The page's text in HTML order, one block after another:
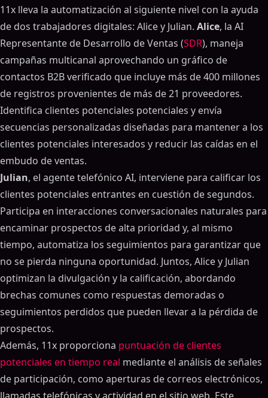
11x lleva la automatización al siguiente nivel con la ayuda
de dos trabajadores digitales: Alice y Julian. Alice, la AI
Representante de Desarrollo de Ventas (SDR), maneja
campañas multicanal aprovechando un gráfico de
contactos B2B verificado que incluye más de 400 millones
de registros provenientes de más de 21 proveedores.
Identifica clientes potenciales potenciales y envía
secuencias personalizadas diseñadas para mantener a los
clientes potenciales interesados y reducir las caídas en el
embudo de ventas.
Julian, el agente telefónico AI, interviene para calificar los
clientes potenciales entrantes en cuestión de segundos.
Participa en interacciones conversacionales naturales para
encaminar prospectos de alta prioridad y, al mismo
tiempo, automatiza los seguimientos para garantizar que
no se pierda ninguna oportunidad. Juntos, Alice y Julian
optimizan la divulgación y la calificación, abordando
brechas comunes como respuestas demoradas o
seguimientos perdidos que pueden llevar a la pérdida de
prospectos.
Además, 11x proporciona puntuación de clientes
potenciales en tiempo real mediante el análisis de señales
de participación, como aperturas de correos electrónicos,